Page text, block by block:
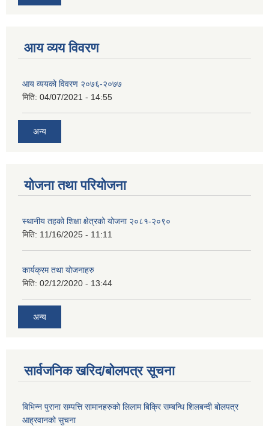
आय व्यय विवरण
आय व्ययको विवरण २०७६-२०७७
मिति: 04/07/2021 - 14:55
अन्य
योजना तथा परियोजना
स्थानीय तहको शिक्षा क्षेत्रको योजना २०८१-२०९०
मिति: 11/16/2025 - 11:11
कार्यक्रम तथा योजनाहरु
मिति: 02/12/2020 - 13:44
अन्य
सार्वजनिक खरिद/बोलपत्र सूचना
बिभिन्न पुराना सम्पत्ति सामानहरुको लिलाम बिक्रि सम्बन्धि शिलबन्दी बोलपत्र
आह्रवानको सुचना